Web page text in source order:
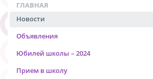
ГЛАВНАЯ
Новости
Объявления
Юбилей школы – 2024
Прием в школу